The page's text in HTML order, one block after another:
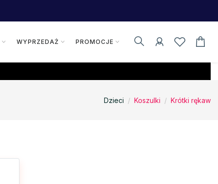
WYPRZEDAŻ PROMOCJE
Dzieci Koszulki Krótki rękaw